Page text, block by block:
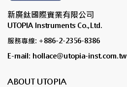
新廣鈦國際實業有限公司
UTOPIA Instruments Co.,Ltd.
服務專線: +886-2-2356-8386
E-mail: hollace@utopia-inst.com.tw
ABOUT UTOPIA